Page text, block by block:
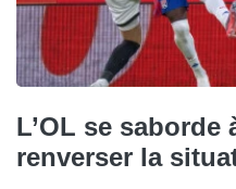
L’OL se saborde
renverser la